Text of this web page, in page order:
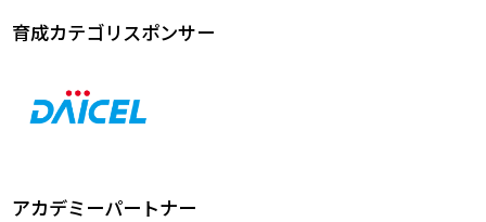
育成カテゴリスポンサー
アカデミーパートナー